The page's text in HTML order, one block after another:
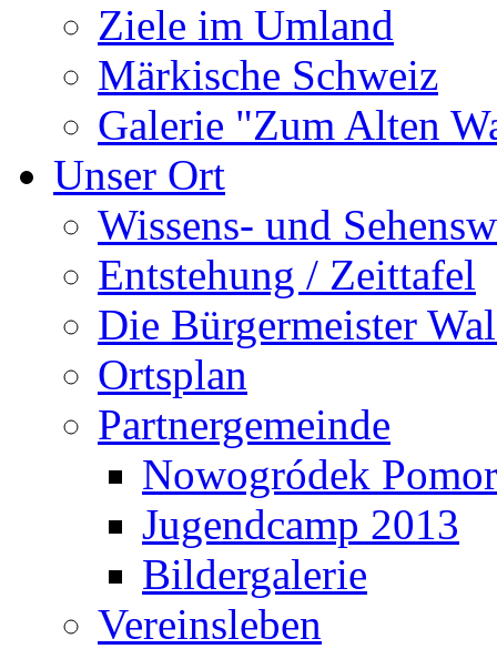
Ziele im Umland
Märkische Schweiz
Galerie "Zum Alten
Unser Ort
Wissens- und
Entstehung / Zeittafel
Die Bürgermeister
Ortsplan
Partnergemeinde
Nowogródek
Jugendcamp 2013
Bildergalerie
Vereinsleben